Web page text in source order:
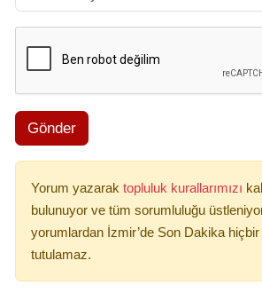
Gönder
Yorum yazarak topluluk kurallarımızı
bulunuyor ve tüm sorumluluğu
yorumlardan İzmir’de Son Dakika
tutulamaz.